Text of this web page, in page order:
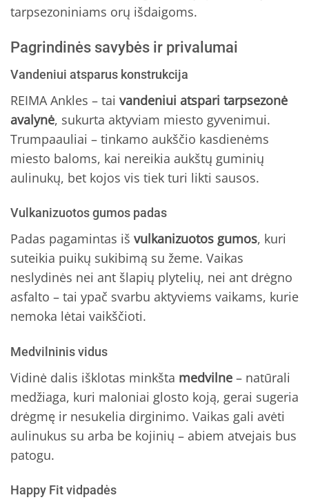
tarpsezoniniams orų išdaigoms.
Pagrindinės savybės ir privalumai
Vandeniui atsparus konstrukcija
REIMA Ankles – tai vandeniui atspari tarpsezonė
avalynė, sukurta aktyviam miesto gyvenimui.
Trumpaauliai – tinkamo aukščio kasdienėms
miesto baloms, kai nereikia aukštų guminių
aulinukų, bet kojos vis tiek turi likti sausos.
Vulkanizuotos gumos padas
Padas pagamintas iš vulkanizuotos gumos, kuri
suteikia puikų sukibimą su žeme. Vaikas
neslydinės nei ant šlapių plytelių, nei ant drėgno
asfalto – tai ypač svarbu aktyviems vaikams, kurie
nemoka lėtai vaikščioti.
Medvilninis vidus
Vidinė dalis išklotas minkšta medvilne – natūrali
medžiaga, kuri maloniai glosto koją, gerai sugeria
drėgmę ir nesukelia dirginimo. Vaikas gali avėti
aulinukus su arba be kojinių – abiem atvejais bus
patogu.
Happy Fit vidpadės